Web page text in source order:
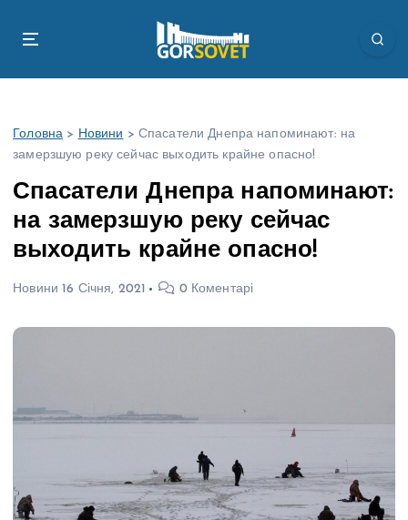
Головна > Новини > Спасатели Днепра напоминают: на
замерзшую реку сейчас выходить крайне опасно!
Спасатели Днепра напоминают:
на замерзшую реку сейчас
выходить крайне опасно!
Новини 16 Січня, 2021 0 Коментарі